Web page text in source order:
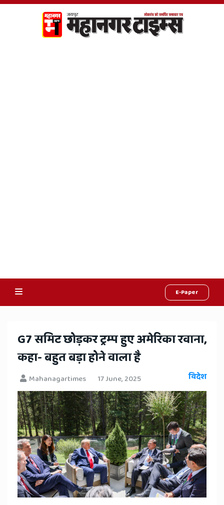
E-Paper
Hindi
News,
Hindi
Samachar,
Jaipur
Rajasthan
News
​G7 समिट छोड़कर ट्रम्प हुए अमेरिका रवाना,
कहा- बहुत बड़ा होने वाला है
Mahanagartimes 17 June, 2025 विदेश